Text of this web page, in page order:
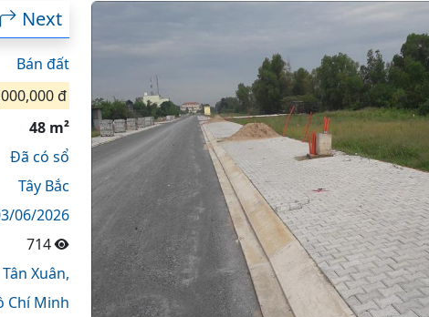
Next
Bán đất
đ
48 m²
Đã có sổ
Tây Bắc
06/2026
714
Tân Xuân,
Chí Minh